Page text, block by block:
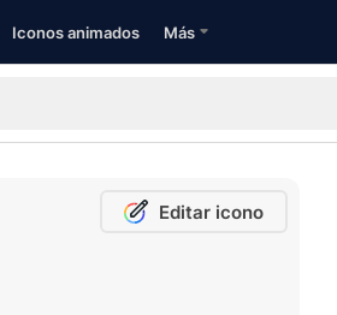
Iconos animados Más
Editar icono